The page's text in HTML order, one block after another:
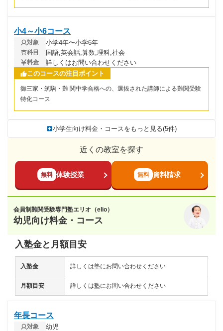
小4～小6コース
対象 小学4年〜小学6年
科目 国語,英会話,算数,理科,社会
料金
詳しくはお問い合わせください
このコースの注目ポイント
御三家・筑駒・難 関中学合格への、選抜された講師による難関受験
特化コース
小学生向け料金・コースをもっと見る(5件)
近くの教室を探す
無料 体験授業 無料 資料請求
会員制難関受験専門塾エリオ（elio）
幼児向け料金・コース
入塾金と月額目安
入塾金 詳しくは塾にお問い合わせください
月額目安 詳しくは塾にお問い合わせください
年長コース
対象 幼児